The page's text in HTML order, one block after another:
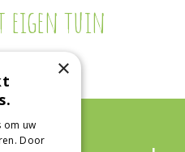
eigen tuin
×
om uw
Door